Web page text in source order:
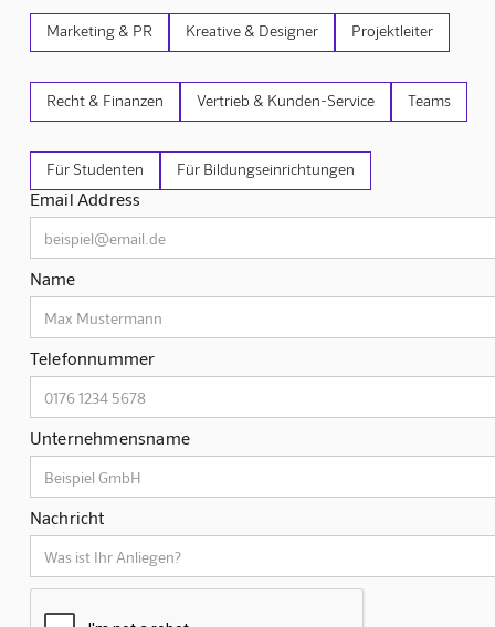
Marketing & PR Kreative & Designer Projektleiter
Recht & Finanzen Vertrieb & Kunden-Service Teams
Für Studenten Für Bildungseinrichtungen
Email Address
Name
Telefonnummer
Unternehmensname
Nachricht